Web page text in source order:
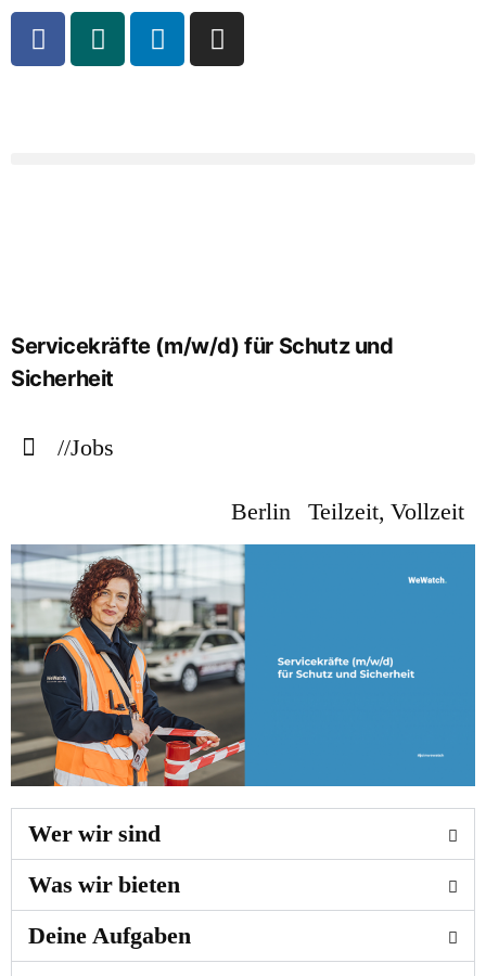
Servicekräfte (m/w/d) für Schutz und
Sicherheit
//Jobs
Berlin Teilzeit, Vollzeit
Wer wir sind
Was wir bieten
Deine Aufgaben